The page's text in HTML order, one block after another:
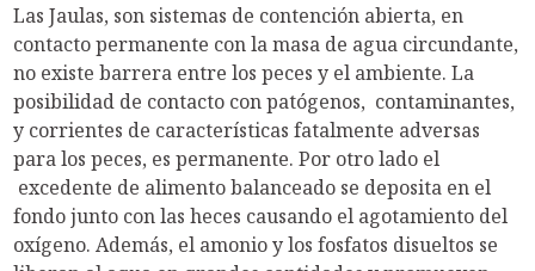
Las Jaulas, son sistemas de contención abierta, en
contacto permanente con la masa de agua circundante,
no existe barrera entre los peces y el ambiente. La
posibilidad de contacto con patógenos, contaminantes,
y corrientes de características fatalmente adversas
para los peces, es permanente. Por otro lado el
excedente de alimento balanceado se deposita en el
fondo junto con las heces causando el agotamiento del
oxígeno. Además, el amonio y los fosfatos disueltos se